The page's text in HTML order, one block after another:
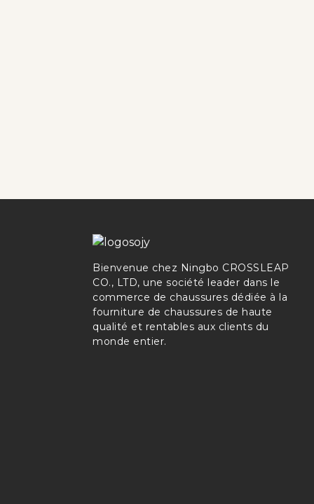
Bienvenue chez Ningbo CROSSLEAP
CO., LTD, une société leader dans le
commerce de chaussures dédiée à la
fourniture de chaussures de haute
qualité et rentables aux clients du
monde entier.